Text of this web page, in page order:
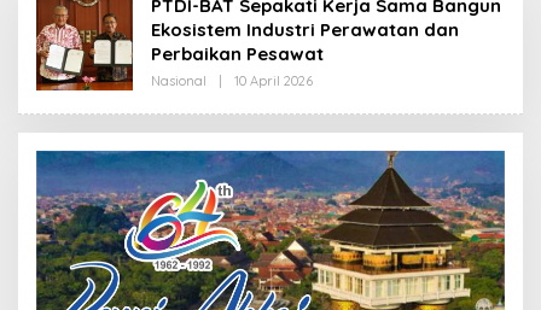
PTDI-BAT Sepakati Kerja Sama Bangun
Ekosistem Industri Perawatan dan
Perbaikan Pesawat
Nasional 10 April 2026
E
H
R
D
A
K
S
I